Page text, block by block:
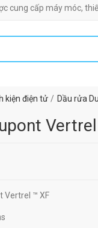
máy móc, thiết bị,
kiện điện tử Dầu rửa
Vertrel ™ XF